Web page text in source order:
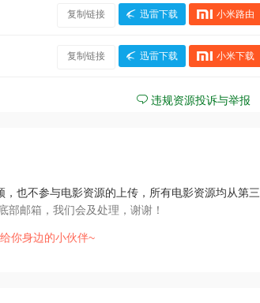
复制链接 迅雷下载 小米路由
复制链接 迅雷下载 小米下载
违规资源投诉与举报
也不参与电影资源的上传，所有电影资源均从第三
部邮箱，我们会及处理，谢谢！
你身边的小伙伴~